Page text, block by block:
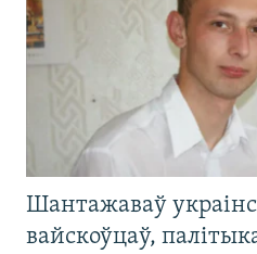
Шантажаваў
вайскоўцаў,